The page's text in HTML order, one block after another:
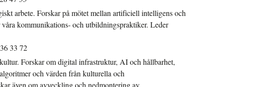
arbete. Forskar på mötet mellan artificiell intelligens och
kommunikations- och utbildningspraktiker. Leder
33 72
Forskar om digital infrastruktur, AI och hållbarhet,
och värden från kulturella och
även om avveckling och nedmontering av